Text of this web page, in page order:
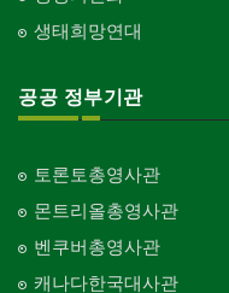
생태희망연대
공공 정부기관
토론토총영사관
몬트리올총영사관
벤쿠버총영사관
캐나다한국대사관